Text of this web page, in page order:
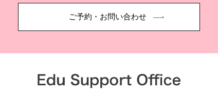
ご予約・お問い合わせ